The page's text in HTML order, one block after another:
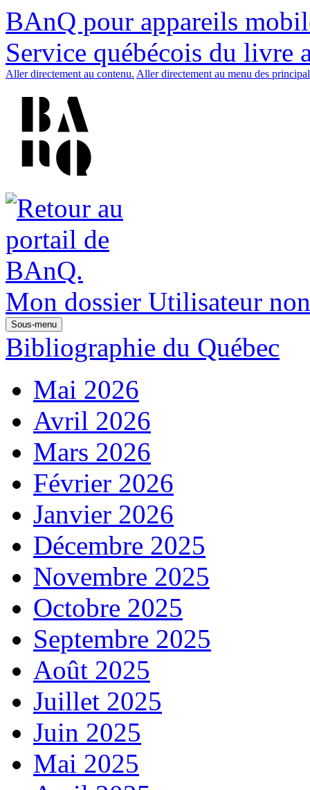
BAnQ pour appareils
Service québécois du livre
Aller directement au contenu. Aller directement au menu des
Mon dossier Utilisateur
Sous-menu
Bibliographie du Québec
Mai 2026
Avril 2026
Mars 2026
Février 2026
Janvier 2026
Décembre 2025
Novembre 2025
Octobre 2025
Septembre 2025
Août 2025
Juillet 2025
Juin 2025
Mai 2025